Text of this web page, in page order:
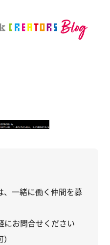
、一緒に働く仲間を募
にお問合せください